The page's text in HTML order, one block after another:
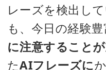
レーズを検出し
も、今日の経験豊
に注意すること
たAIフレーズに